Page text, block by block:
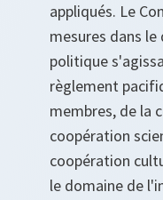
appliqués. Le
mesures dans
politique
règlement
membres, de la
coopération
coopération
le domaine de